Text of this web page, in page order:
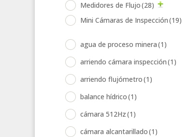
Medidores de Flujo(28)
Mini Cámaras de Inspección(19)
agua de proceso minera(1)
arriendo cámara inspección(1)
arriendo flujómetro(1)
balance hídrico(1)
cámara 512Hz(1)
cámara alcantarillado(1)